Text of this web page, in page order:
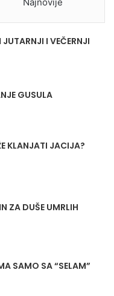
I VEČERNJI
GUSULA
KLANJATI JACIJA?
ZA DUŠE UMRLIH
SAMO SA “SELAM”